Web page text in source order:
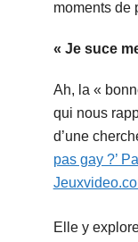
moments de
« Je suce
Ah, la «
qui nous
d’une
pas gay ?’
Elle y